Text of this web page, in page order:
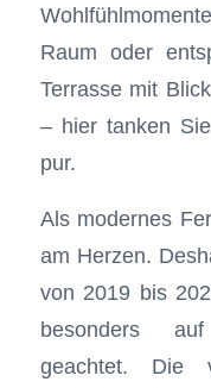
Raum oder
Terrasse mit
– hier tanken
pur.
Als modernes
am Herzen.
von 2019 bis
besonders
geachtet. Die